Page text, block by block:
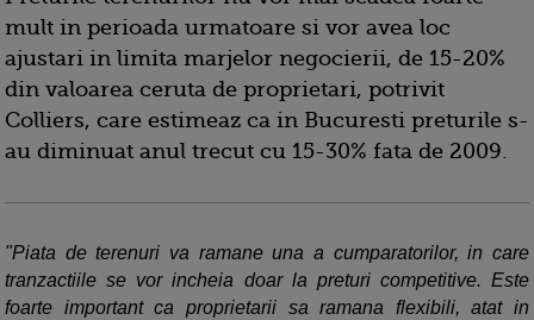
mult in perioada urmatoare si vor avea loc
ajustari in limita marjelor negocierii, de 15-20%
din valoarea ceruta de proprietari, potrivit
Colliers, care estimeaz ca in Bucuresti preturile s-
au diminuat anul trecut cu 15-30% fata de 2009.
"Piata de terenuri va ramane una a cumparatorilor, in care
tranzactiile se vor incheia doar la preturi competitive. Este
foarte important ca proprietarii sa ramana flexibili, atat in